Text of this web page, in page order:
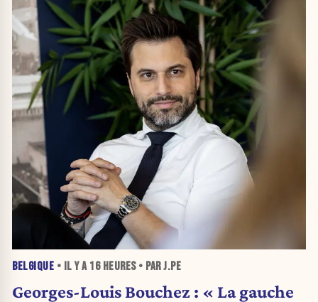
BELGIQUE • IL Y A 16 HEURES• PAR J.PE
Georges-Louis Bouchez : « La gauche